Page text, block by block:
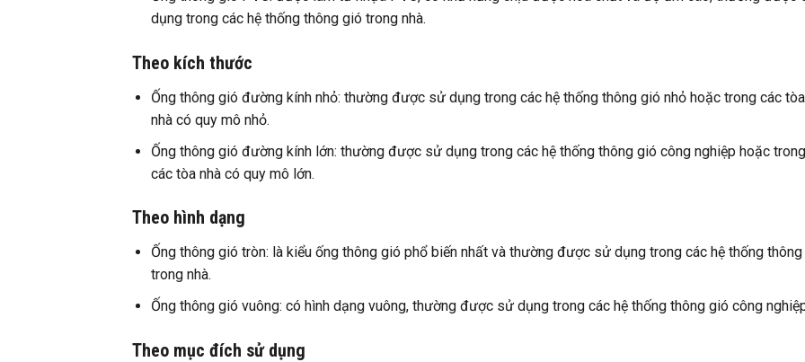
dụng trong các hệ thống thông gió trong nhà.
Theo kích thước
Ống thông gió đường kính nhỏ: thường được sử dụng trong các hệ thống thông gió nhỏ hoặc trong các tòa
nhà có quy mô nhỏ.
Ống thông gió đường kính lớn: thường được sử dụng trong các hệ thống thông gió công nghiệp hoặc trong
các tòa nhà có quy mô lớn.
Theo hình dạng
Ống thông gió tròn: là kiểu ống thông gió phổ biến nhất và thường được sử dụng trong các hệ thống
trong nhà.
Ống thông gió vuông: có hình dạng vuông, thường được sử dụng trong các hệ thống thông gió công
Theo mục đích sử dụng